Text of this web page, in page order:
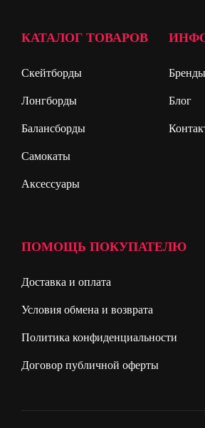
КАТАЛОГ ТОВАРОВ
Скейтборды
Лонгборды
Балансборды
Самокаты
Аксессуары
Бренды
Блог
ПОМОЩЬ ПОКУПАТЕЛЮ
Доставка и оплата
Условия обмена и возврата
Политика конфиденциальности
Договор публичной оферты